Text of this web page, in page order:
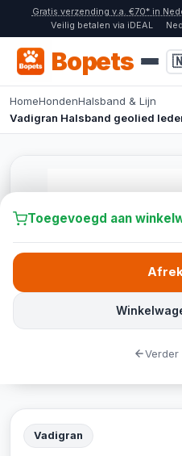
Gratis verzending v.a. €70* in
Veilig betalen via iDEAL
Bopets
HomeHondenHalsband & Lijn
Vadigran Halsband geolied
Vadigran
Toegevoegd aan
Verder